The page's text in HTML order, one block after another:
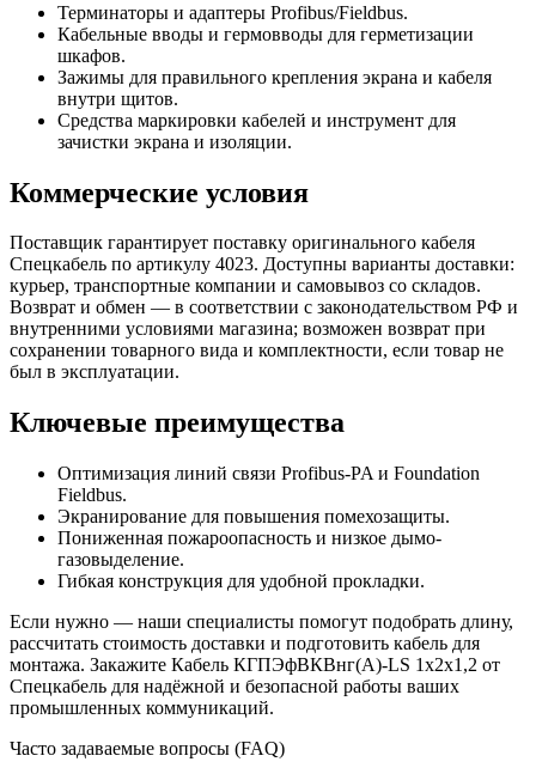
Терминаторы и адаптеры Profibus/Fieldbus.
Кабельные вводы и гермовводы для герметизации
шкафов.
Зажимы для правильного крепления экрана и кабеля
внутри щитов.
Средства маркировки кабелей и инструмент для
зачистки экрана и изоляции.
Коммерческие условия
Поставщик гарантирует поставку оригинального кабеля
Спецкабель по артикулу 4023. Доступны варианты доставки:
курьер, транспортные компании и самовывоз со складов.
Возврат и обмен — в соответствии с законодательством РФ и
внутренними условиями магазина; возможен возврат при
сохранении товарного вида и комплектности, если товар не
был в эксплуатации.
Ключевые преимущества
Оптимизация линий связи Profibus-PA и Foundation
Fieldbus.
Экранирование для повышения помехозащиты.
Пониженная пожароопасность и низкое дымо-
газовыделение.
Гибкая конструкция для удобной прокладки.
Если нужно — наши специалисты помогут подобрать длину,
рассчитать стоимость доставки и подготовить кабель для
монтажа. Закажите Кабель КГПЭфВКВнг(А)-LS 1х2х1,2 от
Спецкабель для надёжной и безопасной работы ваших
промышленных коммуникаций.
Часто задаваемые вопросы (FAQ)